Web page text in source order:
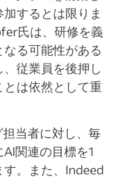
するとは限りま
氏は、研修を義
る可能性がある
従業員を後押し
は依然として重
当者に対し、毎
関連の目標を1
。また、Indeed